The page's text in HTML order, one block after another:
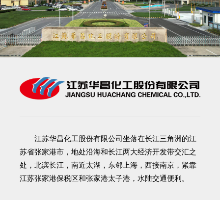
江苏华昌化工股份有限公司坐落在长江三角洲的江
苏省张家港市，地处沿海和长江两大经济开发带交汇之
处，北滨长江，南近太湖，东邻上海，西接南京，紧靠
江苏张家港保税区和张家港太子港，水陆交通便利。